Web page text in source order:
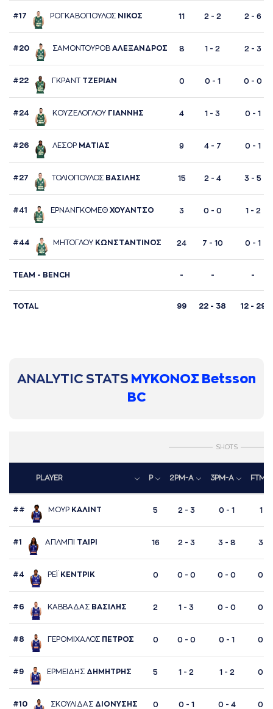
#17 ΡΟΓΚAΒΟΠΟΥΛΟΣ ΝΙΚΟΣ 11 2 - 2 2 - 6
#20 ΣAΜΟΝΤΟΥΡΟΒ AΛΕΞAΝΔΡΟΣ 8 1 - 2 2 - 3
#22 ΓΚΡAΝΤ ΤΖΕΡΙAΝ 0 0 - 1 0 - 0
#24 ΚΟΥΖΕΛΟΓΛΟΥ ΓΙAΝΝΗΣ 4 1 - 3 0 - 1
#26 ΛΕΣΟΡ ΜAΤΙAΣ 9 4 - 7 0 - 1
#27 ΤΟΛΙΟΠΟΥΛΟΣ ΒAΣΙΛΗΣ 15 2 - 4 3 - 5
#41 ΕΡΝAΝΓΚΟΜΕΘ ΧΟΥAΝΤΣΟ 3 0 - 0 1 - 2
#44 ΜΗΤΟΓΛΟΥ ΚΩΝΣΤAΝΤΙΝΟΣ 24 7 - 10 0 - 1
TΕΑΜ - BENCH - - -
TOTAL 99 22 - 38 12 - 29
ANALYTIC STATS ΜΥΚΟΝΟΣ Betsson
BC
SHOTS
PLAYER P 2PM-A 3PM-A FTM-
## ΜΟΥΡ ΚAΛΙΝΤ 5 2 - 3 0 - 1 1 -
#1 AΠΛΜΠΙ ΤAΙΡΙ 16 2 - 3 3 - 8 3 -
#4 ΡΕΪ ΚΕΝΤΡΙΚ 0 0 - 0 0 - 0 0 -
#6 ΚAΒΒAΔAΣ ΒAΣΙΛΗΣ 2 1 - 3 0 - 0 0 -
#8 ΓΕΡΟΜΙΧAΛΟΣ ΠΕΤΡΟΣ 0 0 - 0 0 - 1 0 -
#9 ΕΡΜΕΙΔΗΣ ΔΗΜΗΤΡΗΣ 5 1 - 2 1 - 2 0 -
#10 ΣΚΟΥΛΙΔAΣ ΔΙΟΝΥΣΗΣ 0 0 - 1 0 - 4 0 -